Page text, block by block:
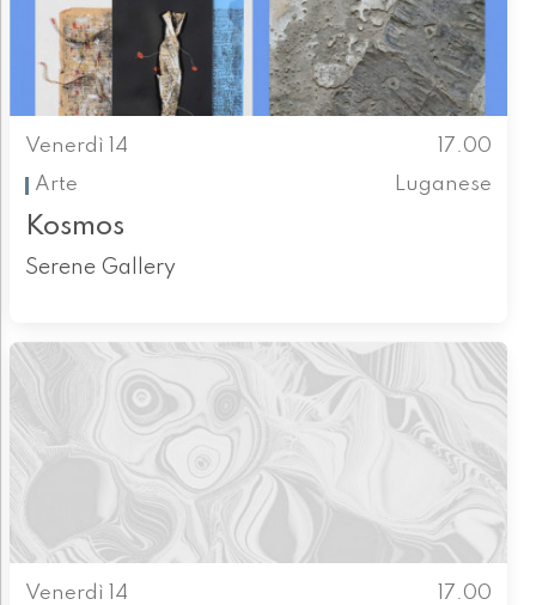
Venerdì 14
17.00
Arte
Luganese
Kosmos
Serene Gallery
Venerdì 14
17.00